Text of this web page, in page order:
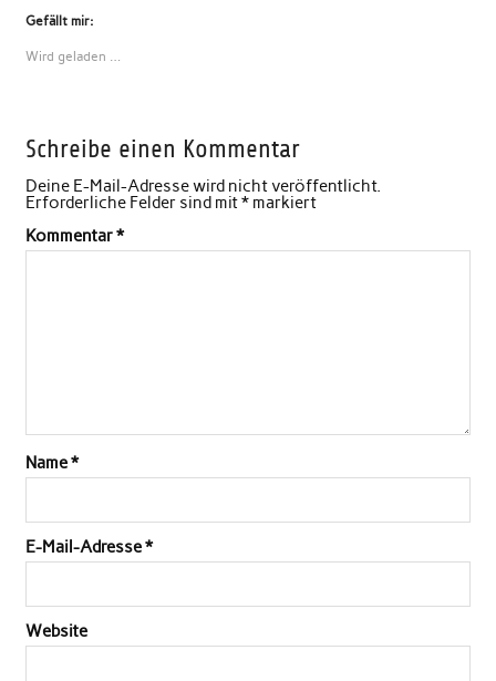
Gefällt mir:
Wird geladen …
Schreibe einen Kommentar
Deine E-Mail-Adresse wird nicht veröffentlicht.
Erforderliche Felder sind mit*markiert
Kommentar*
Name*
E-Mail-Adresse*
Website